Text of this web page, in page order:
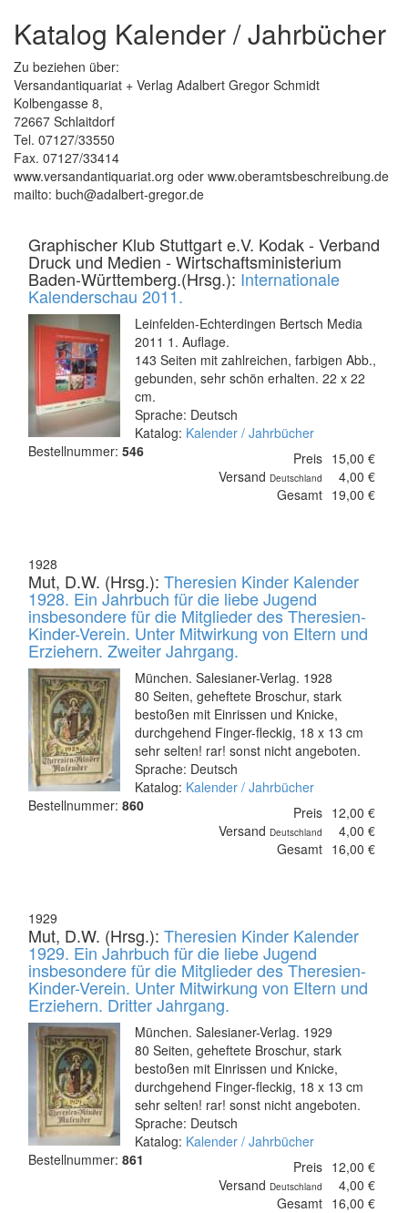
Katalog Kalender / Jahrbücher
Zu beziehen über:
Versandantiquariat + Verlag Adalbert Gregor Schmidt
Kolbengasse 8,
72667 Schlaitdorf
Tel. 07127/33550
Fax. 07127/33414
www.versandantiquariat.org oder www.oberamtsbeschreibung.de
mailto: buch@adalbert-gregor.de
Graphischer Klub Stuttgart e.V. Kodak - Verband
Druck und Medien - Wirtschaftsministerium
Baden-Württemberg.(Hrsg.): Internationale
Kalenderschau 2011.
Leinfelden-Echterdingen Bertsch Media
2011 1. Auflage.
143 Seiten mit zahlreichen, farbigen Abb.,
gebunden, sehr schön erhalten. 22 x 22
cm.
Sprache: Deutsch
Katalog: Kalender / Jahrbücher
Bestellnummer: 546 Preis 15,00 €
Versand Deutschland
4,00 €
Gesamt 19,00 €
1928
Mut, D.W. (Hrsg.): Theresien Kinder Kalender
1928. Ein Jahrbuch für die liebe Jugend
insbesondere für die Mitglieder des Theresien-
Kinder-Verein. Unter Mitwirkung von Eltern und
Erziehern. Zweiter Jahrgang.
München. Salesianer-Verlag. 1928
80 Seiten, geheftete Broschur, stark
bestoßen mit Einrissen und Knicke,
durchgehend Finger-fleckig, 18 x 13 cm
sehr selten! rar! sonst nicht angeboten.
Sprache: Deutsch
Katalog: Kalender / Jahrbücher
Bestellnummer: 860 Preis 12,00 €
Versand Deutschland
4,00 €
Gesamt 16,00 €
1929
Mut, D.W. (Hrsg.): Theresien Kinder Kalender
1929. Ein Jahrbuch für die liebe Jugend
insbesondere für die Mitglieder des Theresien-
Kinder-Verein. Unter Mitwirkung von Eltern und
Erziehern. Dritter Jahrgang.
München. Salesianer-Verlag. 1929
80 Seiten, geheftete Broschur, stark
bestoßen mit Einrissen und Knicke,
durchgehend Finger-fleckig, 18 x 13 cm
sehr selten! rar! sonst nicht angeboten.
Sprache: Deutsch
Katalog: Kalender / Jahrbücher
Bestellnummer: 861 Preis 12,00 €
Versand Deutschland
4,00 €
Gesamt 16,00 €